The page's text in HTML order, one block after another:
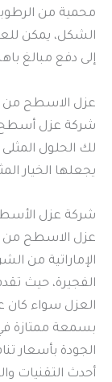
محمية من
الشكل، يمكن
إلى دفع مبالغ
عزل الاسطح من
شركة عزل أسطح
لك الحلول المثلى
يجعلها الخيار
شركة عزل
عزل الاسطح من
الإماراتية من
الفجيرة، حيث
العزل سواء كان
بسمعة ممتازة
الجودة بأسعار
أحدث التقنيات